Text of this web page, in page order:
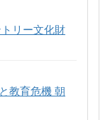
リー文化財
教育危機 朝